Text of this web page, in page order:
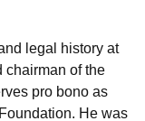
legal history at
chairman of the
pro bono as
He was